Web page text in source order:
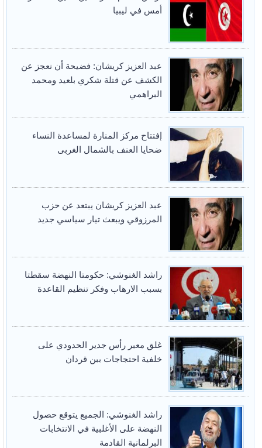
أمس في ليبيا
عبد العزيز كريشان: فضيحة أن نعجز عن
الكشف عن قتلة شكري بلعيد ومحمد
البراهمي
إفتتاح مركز المنارة لمساعدة النساء
ضحايا العنف بالشمال الغربى
عبد العزيز كريشان يبتعد عن حزب
المرزوقي ويبعث تيار سياسي جديد
راشد الغنوشي: حكومتا النهضة سقطتا
بسبب الارهاب وفكر تنظيم القاعدة
غلق معبر رأس جدير الحدودي على
خلفية احتجاجات ببن قردان
راشد الغنوشي: الجميع يتوقع حصول
النهضة على الأغلبية في الانتخابات
البرلمانية القادمة